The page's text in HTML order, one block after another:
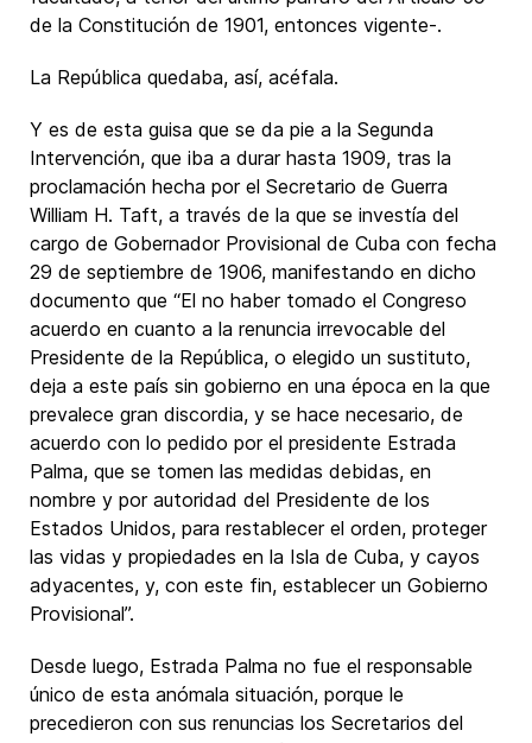
de la Constitución de 1901, entonces vigente-.
La República quedaba, así, acéfala.
Y es de esta guisa que se da pie a la Segunda
Intervención, que iba a durar hasta 1909, tras la
proclamación hecha por el Secretario de Guerra
William H. Taft, a través de la que se investía del
cargo de Gobernador Provisional de Cuba con fecha
29 de septiembre de 1906, manifestando en dicho
documento que “El no haber tomado el Congreso
acuerdo en cuanto a la renuncia irrevocable del
Presidente de la República, o elegido un sustituto,
deja a este país sin gobierno en una época en la que
prevalece gran discordia, y se hace necesario, de
acuerdo con lo pedido por el presidente Estrada
Palma, que se tomen las medidas debidas, en
nombre y por autoridad del Presidente de los
Estados Unidos, para restablecer el orden, proteger
las vidas y propiedades en la Isla de Cuba, y cayos
adyacentes, y, con este fin, establecer un Gobierno
Provisional”.
Desde luego, Estrada Palma no fue el responsable
único de esta anómala situación, porque le
precedieron con sus renuncias los Secretarios del